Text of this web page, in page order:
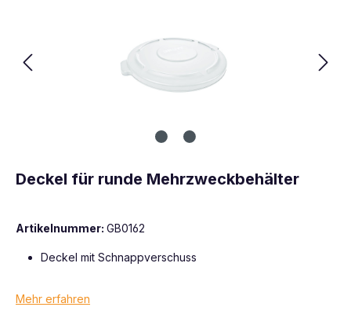
Deckel für runde Mehrzweckbehälter
Artikelnummer: GB0162
Deckel mit Schnappverschuss
Mehr erfahren